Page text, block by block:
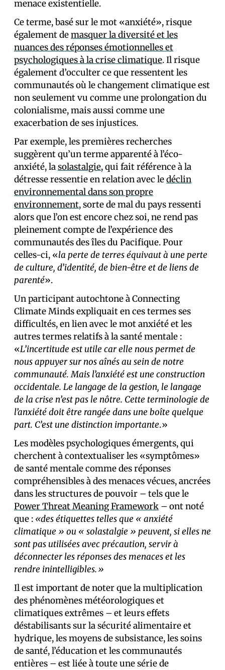
menace existentielle.
Ce terme, basé sur le mot «anxiété», risque
également demasquer la diversité et les
nuances des réponses émotionnelles et
psychologiques à la crise climatique. Il risque
également d’occulter ce que ressentent les
communautés où le changement climatique est
non seulement vu comme une prolongation du
colonialisme, mais aussi comme une
exacerbation de ses injustices.
Par exemple, les premières recherches
suggèrent qu’un terme apparenté à l’éco-
anxiété, lasolastalgie, qui fait référence à la
détresse ressentie en relation avec ledéclin
environnemental dans son propre
environnement, sorte de mal du pays ressenti
alors que l’on est encore chez soi, ne rend pas
pleinement compte de l’expérience des
communautés des îles du Pacifique. Pour
celles-ci, «la perte de terres équivaut à une perte
de culture, d’identité, de bien-être et de liens de
parenté».
Un participant autochtone à Connecting
Climate Minds expliquait en ces termes ses
difficultés, en lien avec le mot anxiété et les
autres termes relatifs à la santé mentale :
«L’incertitude est utile car elle nous permet de
nous appuyer sur nos aînés au sein de notre
communauté. Mais l’anxiété est une construction
occidentale. Le langage de la gestion, le langage
de la crise n’est pas le nôtre. Cette terminologie de
l’anxiété doit être rangée dans une boîte quelque
part. C’est une distinction importante.»
Les modèles psychologiques émergents, qui
cherchent à contextualiser les «symptômes»
de santé mentale comme des réponses
compréhensibles à des menaces vécues, ancrées
dans les structures de pouvoir – tels que le
Power Threat Meaning Framework – ont noté
que : «des étiquettes telles que « anxiété
climatique » ou « solastalgie » peuvent, si elles ne
sont pas utilisées avec précaution, servir à
déconnecter les réponses des menaces et les
rendre inintelligibles.»
Il est important de noter que la multiplication
des phénomènes météorologiques et
climatiques extrêmes – et leurs effets
déstabilisants sur la sécurité alimentaire et
hydrique, les moyens de subsistance, les soins
de santé, l’éducation et les communautés
entières – est liée à toute une série de